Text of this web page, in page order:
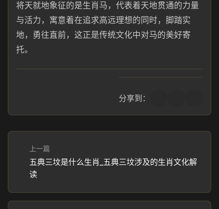
将天就地象征的是生肖马，代表着天地贯通的力量
与活力，寓意着在追求高远理想的同时，脚踏实
地，勇往直前，这正是传统文化中对马的美好寄
托。
分享到：
上一篇
五典三坟是什么生肖_五典三坟涉及的生肖文化解
读